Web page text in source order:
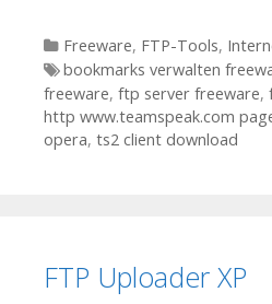
Kategorien
Freeware, FTP-Tools,
Tags
bookmarks verwalten
freeware, ftp server freeware,
http www.teamspeak.com
opera, ts2 client download
FTP Uploader XP